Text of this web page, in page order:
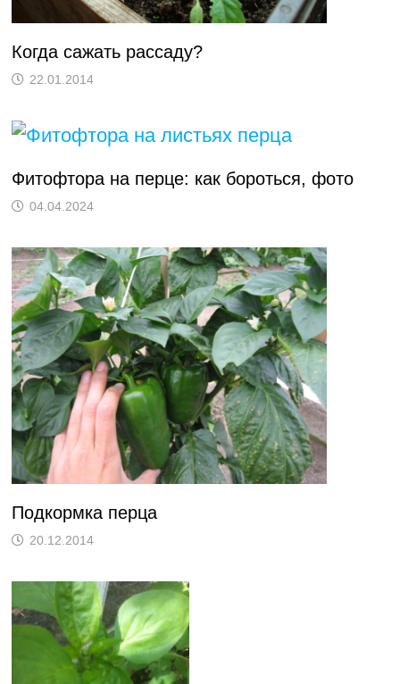
Когда сажать рассаду?
22.01.2014
Фитофтора на перце: как бороться, фото
04.04.2024
Подкормка перца
20.12.2014